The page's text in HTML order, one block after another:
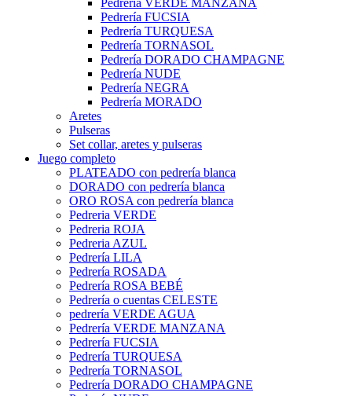
Pedrería VERDE MANZANA
Pedrería FUCSIA
Pedrería TURQUESA
Pedrería TORNASOL
Pedrería DORADO CHAMPAGNE
Pedrería NUDE
Pedrería NEGRA
Pedrería MORADO
Aretes
Pulseras
Set collar, aretes y pulseras
Juego completo
PLATEADO con pedrería blanca
DORADO con pedrería blanca
ORO ROSA con pedrería blanca
Pedreria VERDE
Pedreria ROJA
Pedreria AZUL
Pedrería LILA
Pedrería ROSADA
Pedrería ROSA BEBÉ
Pedrería o cuentas CELESTE
pedrería VERDE AGUA
Pedrería VERDE MANZANA
Pedrería FUCSIA
Pedrería TURQUESA
Pedrería TORNASOL
Pedrería DORADO CHAMPAGNE